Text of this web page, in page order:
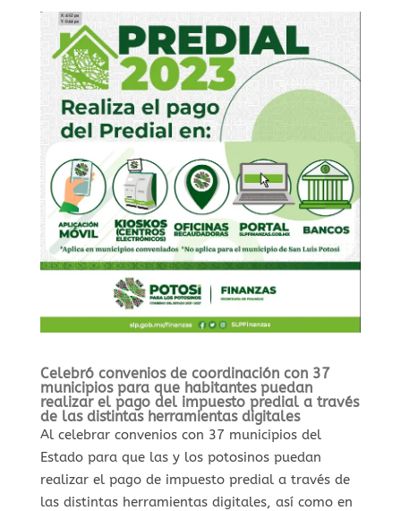
Celebró convenios de coordinación con 37
municipios para que habitantes puedan
realizar el pago del impuesto predial a través
de las distintas herramientas digitales
Al celebrar convenios con 37 municipios del
Estado para que las y los potosinos puedan
realizar el pago de impuesto predial a través de
las distintas herramientas digitales, así como en